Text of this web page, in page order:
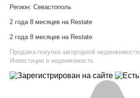
Регион: Севастополь
2 года 8 месяцев на Restate
2 года 8 месяцев на Restate
Продажа-покупка загородной недвижимости
Инвестиции в недвижимость